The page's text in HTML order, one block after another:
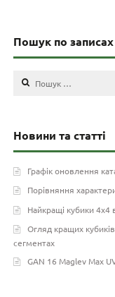
Пошук по записах
Пошук:
Новини та статті
Графік оновлення
Порівняння
Найкращі кубики 4х4
Огляд кращих
сегментах
GAN 16 Maglev Max